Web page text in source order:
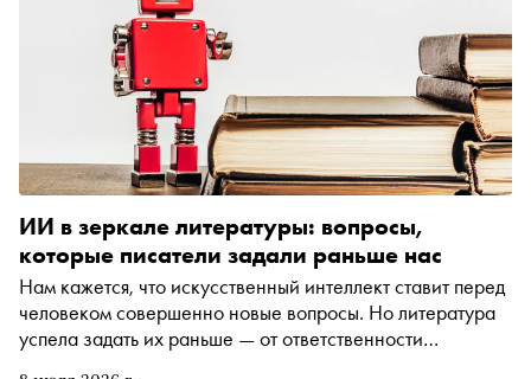
ИИ в зеркале литературы: вопросы,
которые писатели задали раньше нас
Нам кажется, что искусственный интеллект ставит перед
человеком совершенно новые вопросы. Но литература
успела задать их раньше — от ответственности